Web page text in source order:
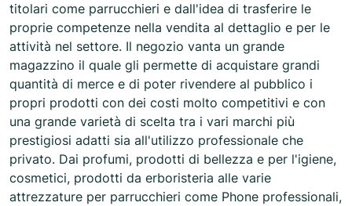
titolari come parrucchieri e dall'idea di trasferire le
proprie competenze nella vendita al dettaglio e per le
attività nel settore. Il negozio vanta un grande
magazzino il quale gli permette di acquistare grandi
quantità di merce e di poter rivendere al pubblico i
propri prodotti con dei costi molto competitivi e con
una grande varietà di scelta tra i vari marchi più
prestigiosi adatti sia all'utilizzo professionale che
privato. Dai profumi, prodotti di bellezza e per l'igiene,
cosmetici, prodotti da erboristeria alle varie
attrezzature per parrucchieri come Phone professionali,